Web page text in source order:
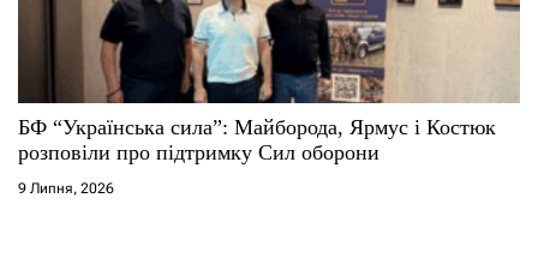
БФ “Українська сила”: Майборода, Ярмус і Костюк
розповіли про підтримку Сил оборони
9 Липня, 2026